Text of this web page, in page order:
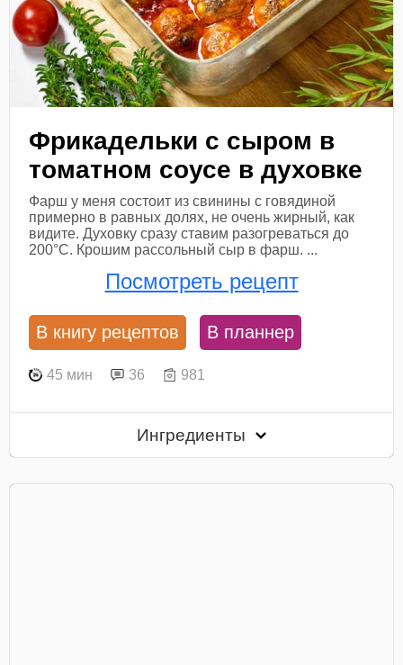
Фрикадельки с сыром в
томатном соусе в духовке
Фарш у меня состоит из свинины с говядиной
примерно в равных долях, не очень жирный, как
видите. Духовку сразу ставим разогреваться до
200°С. Крошим рассольный сыр в фарш. ...
Посмотреть рецепт
В книгу рецептов В планнер
45 мин 36 981
Ингредиенты